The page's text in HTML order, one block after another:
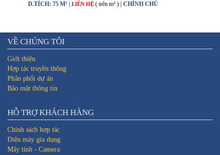
D.TÍCH: 75 M² | LIÊN HỆ ( trên m² ) | CHÍNH CHỦ
VỀ CHÚNG TÔI
Giới thiệu
Hợp tác truyền thông
Phân phối dự án
Bảo mật thông tin
HỖ TRỢ KHÁCH HÀNG
Chính sách hợp tác
Điện máy gia dụng
Máy tính - Camera